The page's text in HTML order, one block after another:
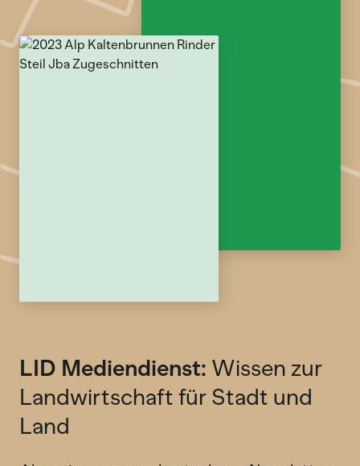
LID Mediendienst: Wissen zur
Landwirtschaft für Stadt und
Land